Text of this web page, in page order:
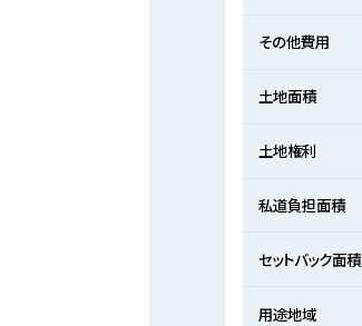
その他費用
土地面積
土地権利
私道負担面積
セットバック面積
用途地域